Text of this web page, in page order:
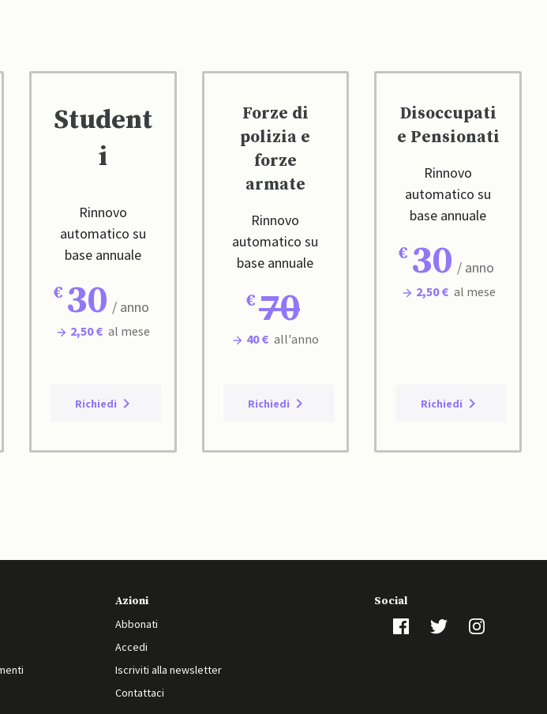
Student
i
Rinnovo
automatico su
base annuale
30 / anno
2,50 € al mese
Richiedi
Forze di
polizia e
forze
armate
Rinnovo
automatico su
base annuale
70
40 € all'anno
Richiedi
Disoccupati
e Pensionati
Rinnovo
automatico su
base annuale
30 / anno
2,50 € al mese
Richiedi
Azioni
Abbonati
Accedi
Iscriviti alla newsletter
Contattaci
Social